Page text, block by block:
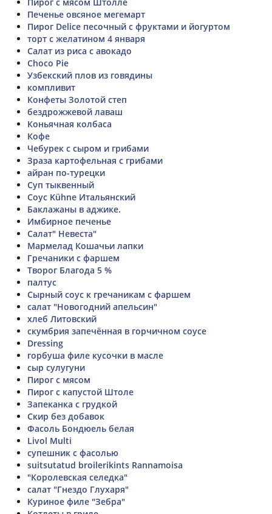
Печенье овсяное мегемарт
Пирог Delice песочный с фруктами и йогуртом
торт с желатином 4 января
Салат из риса с авокадо
Choco Pie
Узбекский плов из говядины
компливит
Конфеты Золотой степ
бездрожжевой лаваш
Коньячная колбаса
Кофе
Чебурек с сыром и грибами
Зраза картофельная с грибами
айран по-турецки
Суп тыквенный
Соус Kühne Итальянский
Баклажаны в аджике.
Имбирное печенье
Салат" Невеста"
Мармелад Кошачьи лапки
Гречаники с фаршем
Творог Благода 5 %
палтус
Сырный соус к гречаникам с фаршем
салат "Новогодний апельсин"
хлеб Литовский
скумбрия запечённая в горчичном соусе
Dressing
горбуша филе кусочки в масле
сыр сулугуни
Пирог с мясом
Пирог с капустой Штоле
Запеканка с грудкой
Скир без добавок
Фасоль Бондюель белая
Livol Multi
супешник с фасолью
suitsutatud broilerikints Rannamoisa
"Королевская селедка"
салат "Гнездо Глухаря"
Куриное филе "Зебра"